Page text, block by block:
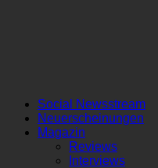
Social Newsstream
Neuerscheinungen
Magazin
Reviews
Interviews